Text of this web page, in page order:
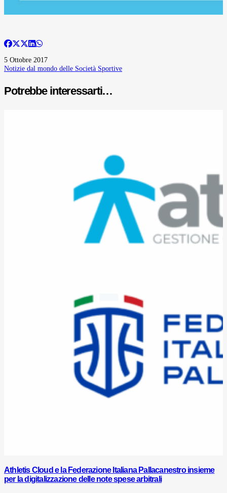
5 Ottobre 2017
Notizie dal mondo delle Società Sportive
Potrebbe interessarti…
Athletis Cloud e la Federazione Italiana Pallacanestro insieme
per la digitalizzazione delle note spese arbitrali